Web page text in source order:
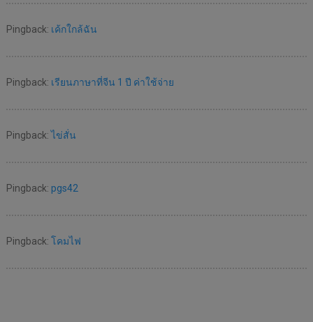
Pingback: เค้กใกล้ฉัน
Pingback: เรียนภาษาที่จีน 1 ปี ค่าใช้จ่าย
Pingback:ไข่สั่น
Pingback: pgs42
Pingback: โคมไฟ